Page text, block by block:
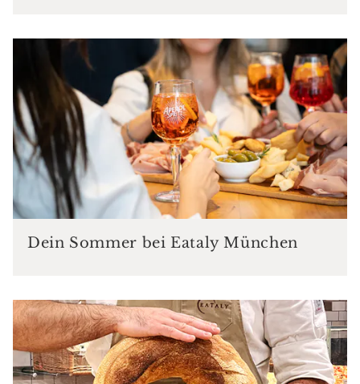
Dein Sommer bei Eataly München